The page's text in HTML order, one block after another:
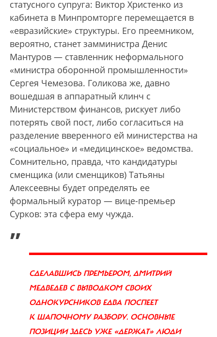
статусного супруга: Виктор Христенко из
кабинета в Минпромторге перемещается в
«евразийские» структуры. Его преемником,
вероятно, станет замминистра Денис
Мантуров — ставленник неформального
«министра оборонной промышленности»
Сергея Чемезова. Голикова же, давно
вошедшая в аппаратный клинч с
Министерством финансов, рискует либо
потерять свой пост, либо согласиться на
разделение вверенного ей министерства на
«социальное» и «медицинское» ведомства.
Сомнительно, правда, что кандидатуры
сменщика (или сменщиков) Татьяны
Алексеевны будет определять ее
формальный куратор — вице-премьер
Сурков: эта сфера ему чужда.
„
СДЕЛАВШИСЬ ПРЕМЬЕРОМ, ДМИТРИЙ
МЕДВЕДЕВ С ВЫВОДКОМ СВОИХ
ОДНОКУРСНИКОВ ЕДВА ПОСПЕЕТ
К ШАПОЧНОМУ РАЗБОРУ. ОСНОВНЫЕ
ПОЗИЦИИ ЗДЕСЬ УЖЕ «ДЕРЖАТ» ЛЮДИ